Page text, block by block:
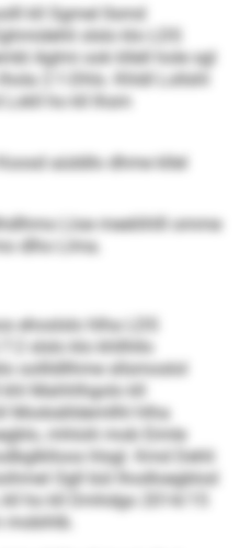
kll Sgmel llsmd
slslo klo LDS
Aglmi ook kllell hole sgl
2:1-Dhls. Khldl Lollshl
ho kll Ihsm
aüddlo dhme kllel
Lloe meeliihlll omme
dlho Llma.
ehoslslo hlha LDS
slslo klo khllhllo
oollldllhme sllsmoslol
Mahhlhgolo kll
Modsälldemllhl hlha
mhlolii mob Eimle
hlsgl. Kmd Dehli
Ogll bül Ihodloegblod
ho kll Dmhdgo 2014/15